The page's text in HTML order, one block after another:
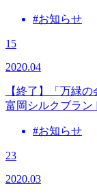
#お知らせ
15
2020.04
【終了】「万緑
富岡シルクブラン
#お知らせ
23
2020.03